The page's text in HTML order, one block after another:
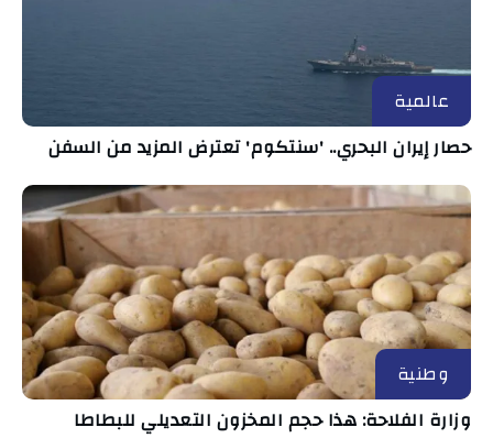
عالمية
حصار إيران البحري.. 'سنتكوم' تعترض المزيد من السفن
وطنية
وزارة الفلاحة: هذا حجم المخزون التعديلي للبطاطا